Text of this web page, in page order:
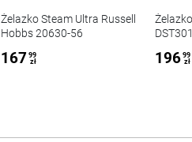
Żelazko Steam Ultra Russell
Hobbs 20630-56
167 99
zł
196 99
zł